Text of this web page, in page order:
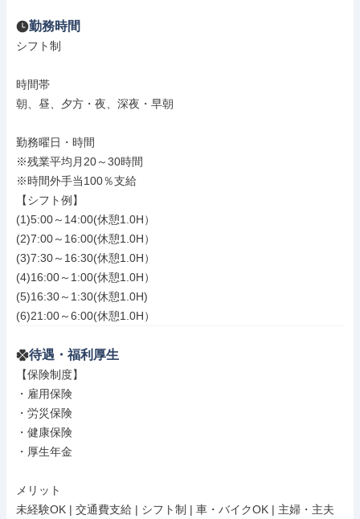
勤務時間
シフト制
時間帯
朝、昼、夕方・夜、深夜・早朝
勤務曜日・時間
※残業平均月20～30時間
※時間外手当100％支給
【シフト例】
(1)5:00～14:00(休憩1.0H）
(2)7:00～16:00(休憩1.0H）
(3)7:30～16:30(休憩1.0H）
(4)16:00～1:00(休憩1.0H）
(5)16:30～1:30(休憩1.0H)
(6)21:00～6:00(休憩1.0H）
待遇・福利厚生
【保険制度】
・雇用保険
・労災保険
・健康保険
・厚生年金
メリット
未経験OK | 交通費支給 | シフト制 | 車・バイクOK | 主婦・主夫